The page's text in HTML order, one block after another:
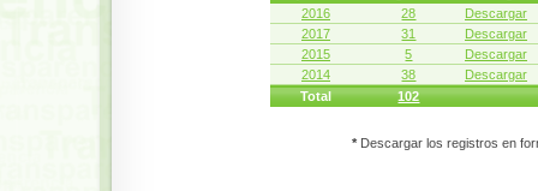
2016
28
Descargar
2017
31
Descargar
2015
5
Descargar
2014
38
Descargar
Total
102
* Descargar los registros en